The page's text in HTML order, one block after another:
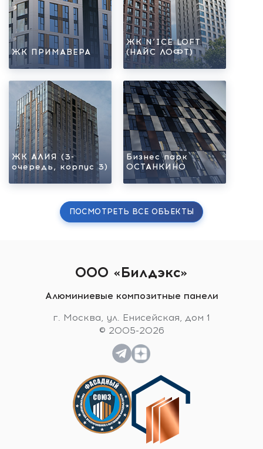
ЖК ПРИМАВЕРА
ЖК N’ICE LOFT
(НАЙС ЛОФТ)
ЖК АЛИЯ (3-
очередь, корпус 3)
Бизнес парк
ОСТАНКИНО
ПОСМОТРЕТЬ ВСЕ ОБЪЕКТЫ
ООО «Билдэкс»
Алюминиевые композитные панели
г. Москва, ул. Енисейская, дом 1
© 2005-2026